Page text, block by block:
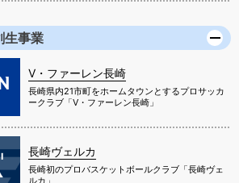
生事業
V・ファーレン長崎
長崎県内21市町をホームタウンとするプロサッカ
ークラブ「V・ファーレン長崎」
長崎ヴェルカ
長崎初のプロバスケットボールクラブ「長崎ヴェ